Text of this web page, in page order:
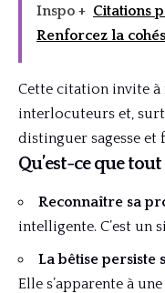
Inspo + Citations
Renforcez la
Cette citation invite à
interlocuteurs et,
distinguer sagesse et
Qu’est-ce que
Reconnaître sa
intelligente. C’est un
La bêtise persiste
Elle s’apparente à